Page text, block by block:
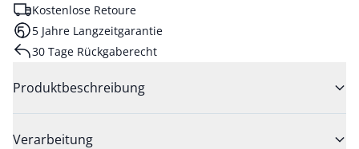
Kostenlose Retoure
5 Jahre Langzeitgarantie
30 Tage Rückgaberecht
Produktbeschreibung
Verarbeitung